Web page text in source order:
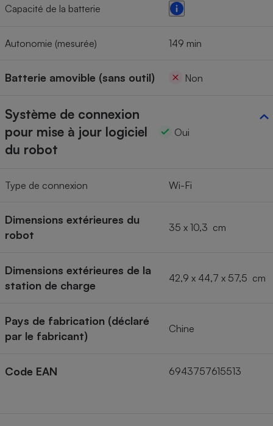
Capacité de la batterie
Autonomie (mesurée) 149 min
Batterie amovible (sans outil) Non
Système de connexion
pour mise à jour logiciel
du robot
Oui
Type de connexion Wi-Fi
Dimensions extérieures du
robot
35 x 10,3 cm
Dimensions extérieures de la
station de charge
42,9 x 44,7 x 57,5 cm
Pays de fabrication (déclaré
par le fabricant)
Chine
Code EAN 6943757615513